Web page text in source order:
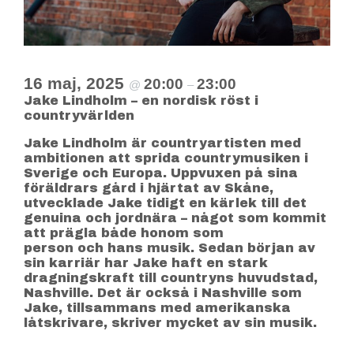
16 maj, 2025 @ 20:00 – 23:00
Jake Lindholm – en nordisk röst i
countryvärlden
Jake Lindholm är countryartisten med
ambitionen att sprida countrymusiken i
Sverige och Europa. Uppvuxen på sina
föräldrars gård i hjärtat av Skåne,
utvecklade Jake tidigt en kärlek till det
genuina och jordnära – något som kommit
att prägla både honom som
person och hans musik. Sedan början av
sin karriär har Jake haft en stark
dragningskraft till countryns huvudstad,
Nashville. Det är också i Nashville som
Jake, tillsammans med amerikanska
låtskrivare, skriver mycket av sin musik.